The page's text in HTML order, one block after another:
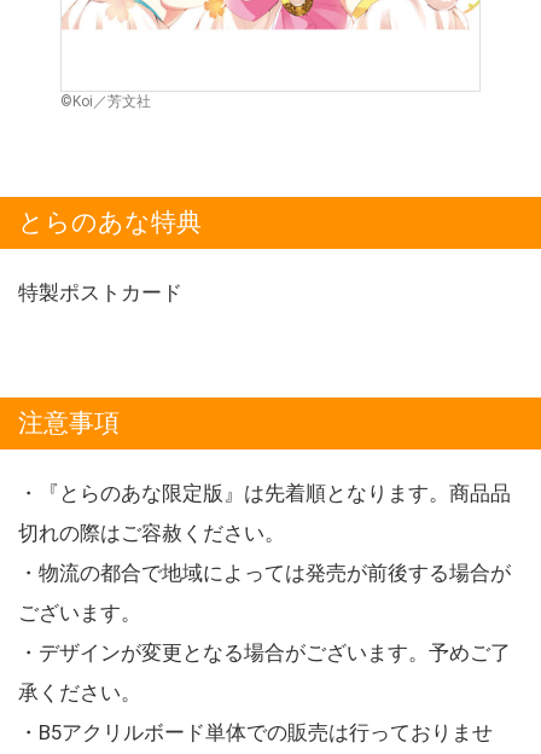
©Koi／芳文社
とらのあな特典
特製ポストカード
注意事項
・『とらのあな限定版』は先着順となります。商品品
切れの際はご容赦ください。
・物流の都合で地域によっては発売が前後する場合が
ございます。
・デザインが変更となる場合がございます。予めご了
承ください。
・B5アクリルボード単体での販売は行っておりませ